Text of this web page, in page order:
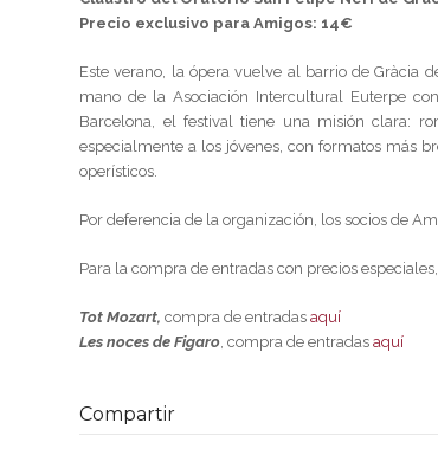
Precio exclusivo para Amigos: 14€
Este verano, la ópera vuelve al barrio de Gràcia
mano de la Asociación Intercultural Euterpe
Barcelona, ​​el festival tiene una misión clara:
especialmente a los jóvenes, con formatos más
operísticos.
Por deferencia de la organización, los socios de
Para la compra de entradas con precios
Tot Mozart, compra de entradasaquí
Les noces de Figaro, compra de entradasaquí
Compartir